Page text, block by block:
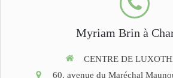
Myriam Brin à
CENTRE DE
60, avenue du Maréchal